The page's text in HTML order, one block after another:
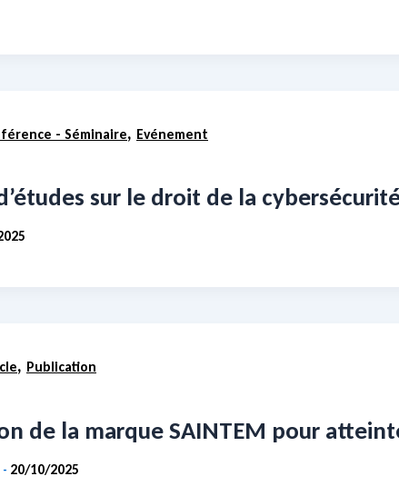
- Séminaire, Evénement
sur le droit de la cybersécurité
, Publication
de la marque SAINTEM pour
- 20/10/2025